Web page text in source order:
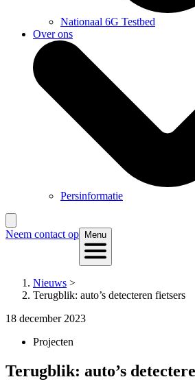
Nationaal 6G Testbed
Over ons
Persinformatie
Neem contact op Menu
Nieuws >
Terugblik: auto’s detecteren fietsers
18 december 2023
Projecten
Terugblik: auto’s